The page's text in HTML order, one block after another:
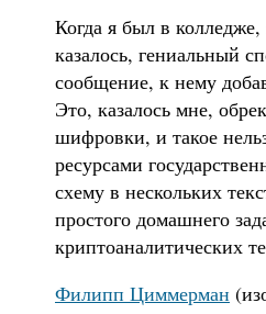
Когда я был в
казалось, гениальный
сообщение, к нему
Это, казалось мне,
шифровки, и такое
ресурсами
схему в нескольких
простого домашнего
криптоаналитических
Филипп Циммерман